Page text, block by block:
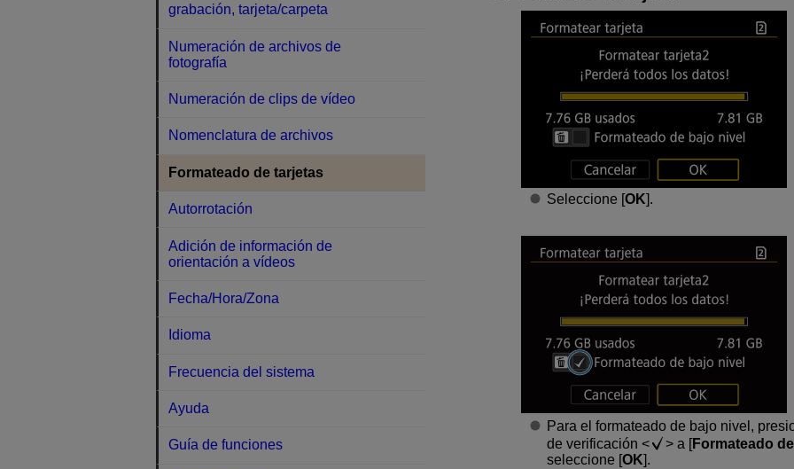
Seleccione [OK].
Para el formateado de bajo nivel,
de verificación
a [Formateado
seleccione [OK].
grabación, tarjeta/carpeta
Numeración de archivos de
fotografía
Numeración de clips de vídeo
Nomenclatura de archivos
Formateado de tarjetas
Autorrotación
Adición de información de
orientación a vídeos
Fecha/Hora/Zona
Idioma
Frecuencia del sistema
Ayuda
Guía de funciones